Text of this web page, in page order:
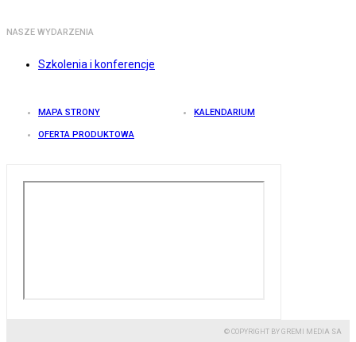
NASZE WYDARZENIA
Szkolenia i konferencje
MAPA STRONY KALENDARIUM
OFERTA PRODUKTOWA
© COPYRIGHT BY GREMI MEDIA SA